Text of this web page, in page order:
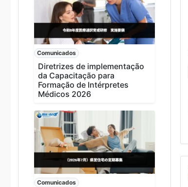
Comunicados
Diretrizes de implementação
da Capacitação para
Formação de Intérpretes
Médicos 2026
Comunicados